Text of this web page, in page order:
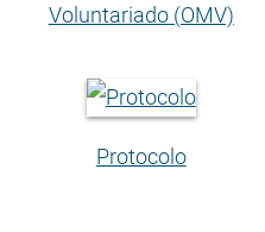
Voluntariado (OMV)
Protocolo